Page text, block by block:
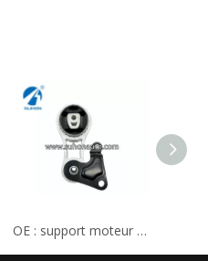
OE : support moteur 2N15-6P082CA.